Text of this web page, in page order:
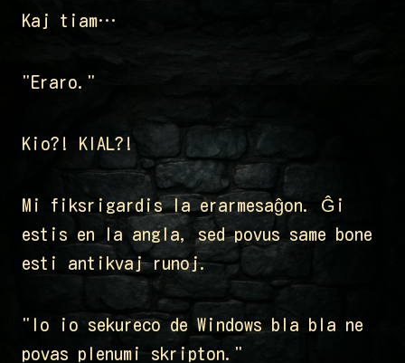
Kaj tiam…
"Eraro."
Kio?! KIAL?!
Mi fiksrigardis la erarmesaĝon. Ĝi
estis en la angla, sed povus same bone
esti antikvaj runoj.
"Io io sekureco de Windows bla bla ne
povas plenumi skripton."